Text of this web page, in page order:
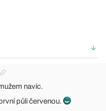
navíc.
půli červenou.